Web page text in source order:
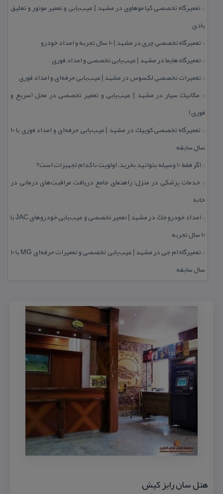
:: تعمیرگاه تخصصی كیا موهاوی در مشهد | عیب‌یابی و تعمیر موتور و تعلیق
بادی
:: تعمیرگاه تخصصی چری در مشهد | ۱۰ سال تجربه و امداد خودرو
:: تعمیرگاه هایما در مشهد | عیب‌یابی تخصصی و امداد فوری
:: تعمیرات تخصصی لكسوس در مشهد | عیب‌یابی حرفه‌ای و امداد فوری
:: مكانیك سیار در مشهد | عیب‌یابی و تعمیر تخصصی در محل (سریع و
فوری)
::
تعمیرگاه تخصصی كوییك در مشهد | عیب‌یابی حرفه‌ای و امداد فوری با ۱۰
سال سابقه
:: اگر فقط 10 وسیله بتوانید بخرید، اولویت با كدام تجهیزات است؟
:: خدمات پزشكی در منزل؛ راهنمای جامع دریافت مراقبت‌های درمانی در
خانه
::
امداد خودرو جك در مشهد | تعمیر تخصصی و عیب‌یابی خودروهای JAC با
۱۰ سال تجربه
::
تعمیرگاه ام جی در مشهد | عیب‌یابی تخصصی و تعمیرات حرفه‌ای MG با ۱۰
سال سابقه
هتل سان رایز كیش